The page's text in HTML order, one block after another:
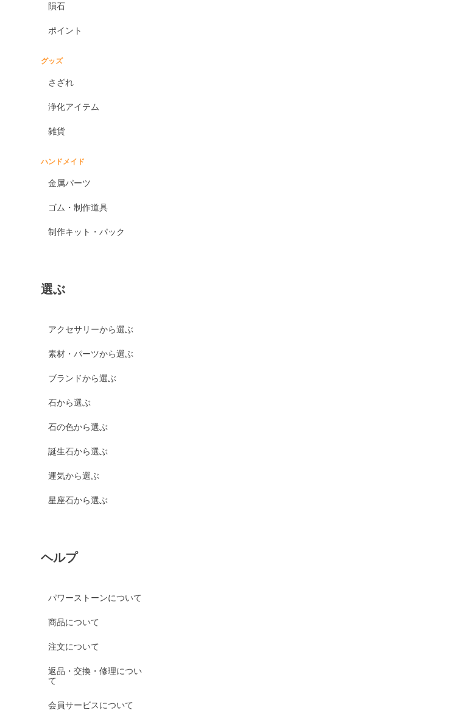
隕石
ポイント
グッズ
さざれ
浄化アイテム
雑貨
ハンドメイド
金属パーツ
ゴム・制作道具
制作キット・パック
選ぶ
アクセサリーから選ぶ
素材・パーツから選ぶ
ブランドから選ぶ
石から選ぶ
石の色から選ぶ
誕生石から選ぶ
運気から選ぶ
星座石から選ぶ
ヘルプ
パワーストーンについて
商品について
注文について
返品・交換・修理につい
て
会員サービスについて